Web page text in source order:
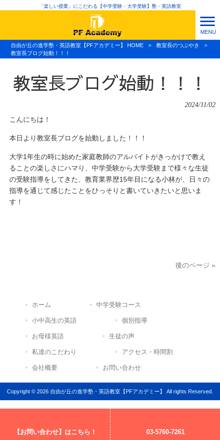
「楽しい授業」にこだわる【中学受験・大学受験】塾・英語教室
MENU
自由が丘の進学塾・英語教室【PFアカデミー】 HOME > 教室長のつぶやき
>
教室長ブログ始動！！！
教室長ブログ始動！！！
2024/11/02
こんにちは！
本日より教室長ブログを始動しました！！！
大学1年生の時に始めた家庭教師のアルバイトがきっかけで教え
ることの楽しさにハマり、中学受験から大学受験まで様々な生徒
の受験指導をしてきた、教育業界歴15年目になる小林が、日々の
指導を通じて感じたことをひっそりと書いていきたいと思いま
す！
後のページ »
ホーム 中学受験コース
小中高生の英語 個別指導
お母様英語 生徒の声
私達のこだわり アクセス・時間割
会社概要 お問い合わせ
Copyright © 2026 自由が丘の進学塾・英語教室【PFアカデミー】 All rights Reserved.
【お問い合わせ】はこちら！ 03-5760-7261